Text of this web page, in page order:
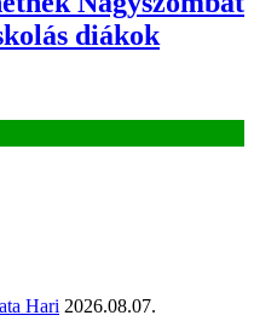
diákok
Hari 2026.08.07.